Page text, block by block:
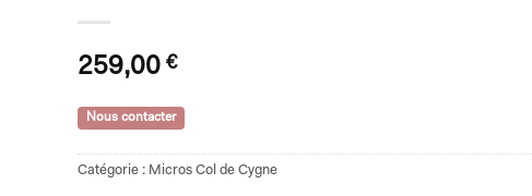
259,00 €
Nous contacter
Catégorie : Micros Col de Cygne